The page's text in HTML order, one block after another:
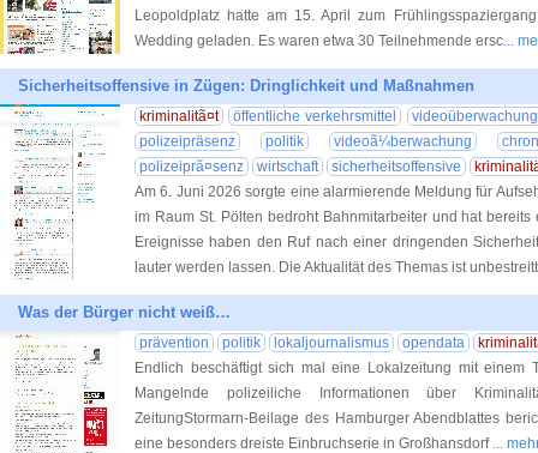
Leopoldplatz hatte am 15. April zum
Wedding geladen. Es waren etwa 30 Teilnehmende ersc...
Sicherheitsoffensive in Zügen: Dringlichkeit und Maßnahmen
kriminalitã¤t öffentliche verkehrsmittel
videoüberwachung
polizeipräsenz
politik videoã¼berwachung
polizeiprã¤senz
wirtschaft sicherheitsoffensive
Am 6. Juni 2026 sorgte eine alarmierende Meldung für
im Raum St. Pölten bedroht Bahnmitarbeiter und hat
Ereignisse haben den Ruf nach einer dringenden
lauter werden lassen. Die Aktualität des Themas ist
Was der Bürger nicht weiß…
prävention politik lokaljournalismus opendata
Endlich beschäftigt sich mal eine Lokalzeitung mit einem
Mangelnde polizeiliche Informationen über
ZeitungStormarn-Beilage des Hamburger Abendblattes
eine besonders dreiste Einbruchserie in Großhansdorf ...